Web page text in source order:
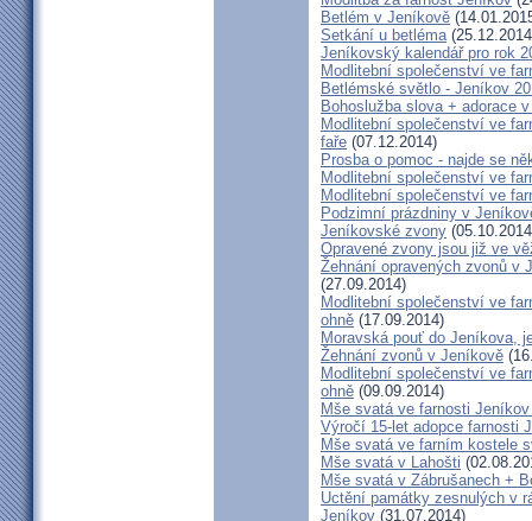
Betlém v Jeníkově
Setkání u betléma
Jeníkovský kalendář pro rok
Modlitební společenství ve
Betlémské světlo - Jeníkov
Bohoslužba slova + adorace
Modlitební společenství ve
faře (07.12.2014)
Prosba o pomoc - najde se
Modlitební společenství ve
Modlitební společenství ve
Podzimní prázdniny v
Jeníkovské zvony
Opravené zvony jsou již ve
Žehnání opravených zvonů v
(27.09.2014)
Modlitební společenství ve
ohně (17.09.2014)
Moravská pouť do Jeníkova,
Žehnání zvonů v Jeníkově
Modlitební společenství ve
ohně (09.09.2014)
Mše svatá ve farnosti
Výročí 15-let adopce farnosti
Mše svatá ve farním kostele
Mše svatá v Lahošti
Mše svatá v Zábrušanech +
Uctění památky zesnulých v
Jeníkov (31.07.2014)